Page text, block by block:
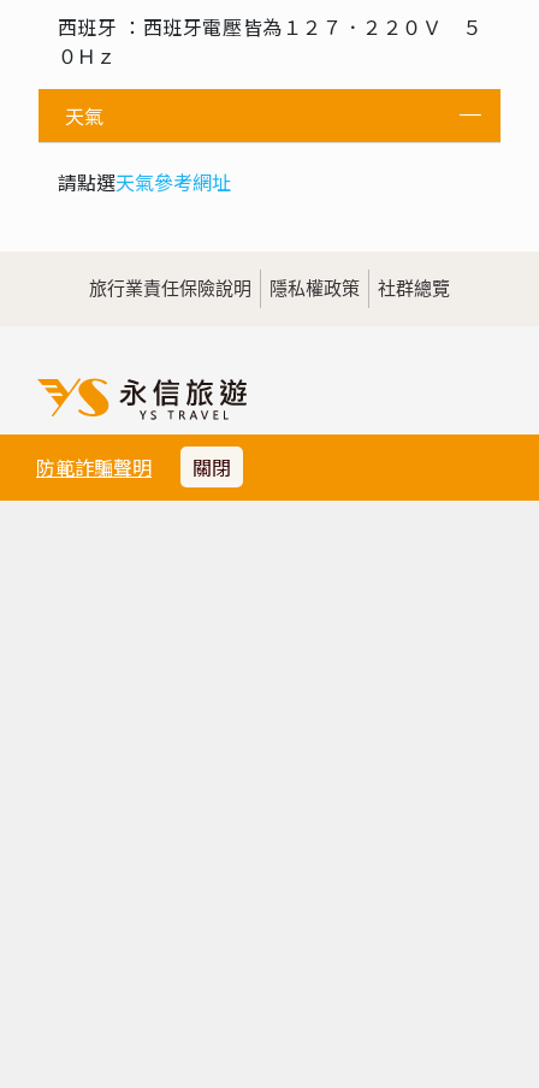
防範詐騙聲明 關閉
西班牙 ：西班牙電壓皆為１２７．２２０Ｖ ５
０Ｈｚ
天氣
請點選天氣參考網址
旅行業責任保險說明 隱私權政策 社群總覽
永信旅行社股份有限公司
交觀綜220700